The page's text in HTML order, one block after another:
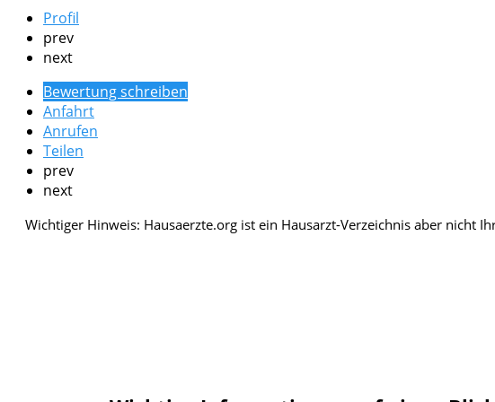
Profil
prev
next
Bewertung schreiben
Anfahrt
Anrufen
Teilen
prev
next